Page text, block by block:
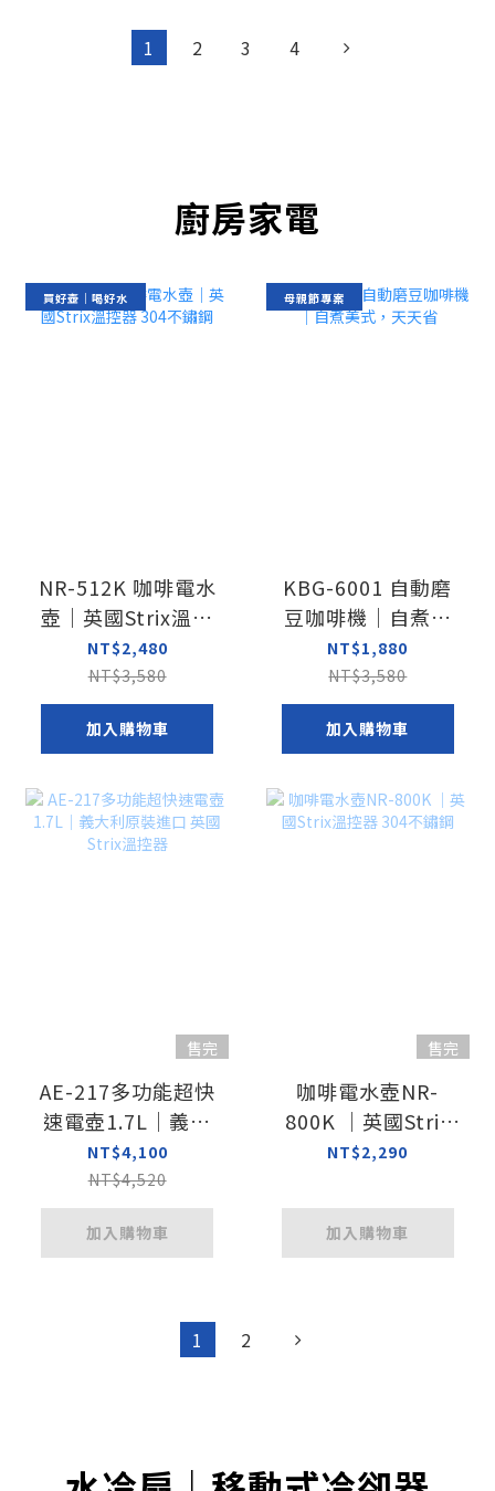
1 2 3 4
廚房家電
買好壺｜喝好水
NR-512K 咖啡電水
壺｜英國Strix溫控
器 304不鏽鋼
NT$2,480
NT$3,580
加入購物車
母親節專案
KBG-6001 自動磨
豆咖啡機｜自煮美
式，天天省
NT$1,880
NT$3,580
加入購物車
售完
AE-217多功能超快
速電壺1.7L｜義大
利原裝進口 英國
Strix溫控器
NT$4,100
NT$4,520
加入購物車
售完
咖啡電水壺NR-
800K ｜英國Strix
溫控器 304不鏽鋼
NT$2,290
加入購物車
1 2